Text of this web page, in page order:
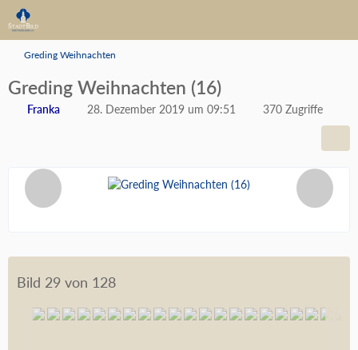
Greding Weihnachten
Greding Weihnachten (16)
Franka 28. Dezember 2019 um 09:51 370 Zugriffe
Bild 29 von 128